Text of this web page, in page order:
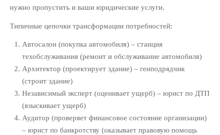
(103)
Развитие Юридического
Управление Юридической
Юридический Маркетинг
ОБЛАКО ТЕГОВ
нужно пропустить и ваши юридические услуги.
Типичные цепочки трансформации потребностей:
Автосалон (покупка автомобиля) – станция
техобслуживания (ремонт и обслуживание автомобиля)
Архитектор (проектирует здание) – генподрядчик
(строит здание)
Независимый эксперт (оценивает ущерб) – юрист по ДТП
(взыскивает ущерб)
Аудитор (проверяет финансовое состояние организации)
– юрист по банкротству (оказывает правовую помощь